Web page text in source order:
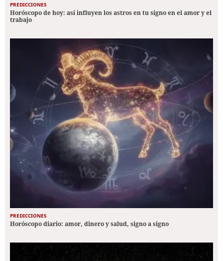
PREDICCIONES
Horóscopo de hoy: así influyen los astros en tu signo en el amor y el
trabajo
PREDICCIONES
Horóscopo diario: amor, dinero y salud, signo a signo